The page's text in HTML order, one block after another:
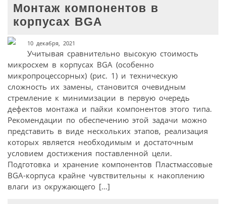
Монтаж компонентов в
корпусах BGA
10 декабря, 2021
Учитывая сравнительно высокую стоимость
микросхем в корпусах BGA (особенно
микропроцессорных) (рис. 1) и техническую
сложность их замены, становится очевидным
стремление к минимизации в первую очередь
дефектов монтажа и пайки компонентов этого типа.
Рекомендации по обеспечению этой задачи можно
представить в виде нескольких этапов, реализация
которых является необходимым и достаточным
условием достижения поставленной цели.
Подготовка и хранение компонентов Пластмассовые
BGA-корпуса крайне чувствительны к накоплению
влаги из окружающего […]